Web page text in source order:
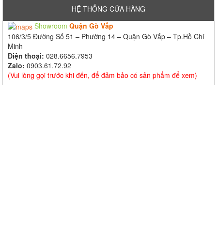
HỆ THỐNG CỬA HÀNG
Showroom Quận Gò Vấp
106/3/5 Đường Số 51 – Phường 14 – Quận Gò Vấp – Tp.Hồ Chí
Minh
Điện thoại: 028.6656.7953
Zalo: 0903.61.72.92
(Vui lòng gọi trước khi đến, để đảm bảo có sản phẩm để xem)